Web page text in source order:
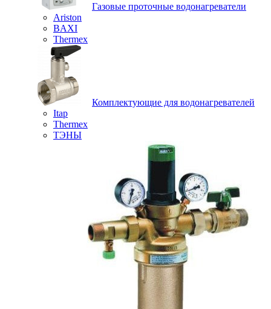
Газовые проточные водонагреватели
Ariston
BAXI
Thermex
Комплектующие для водонагревателей
Itap
Thermex
ТЭНЫ